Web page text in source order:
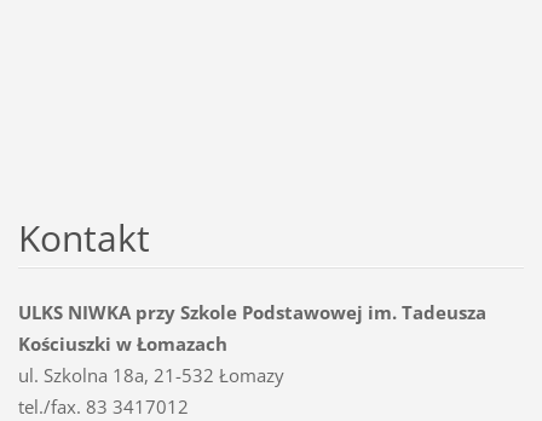
Kontakt
ULKS NIWKA przy Szkole Podstawowej im. Tadeusza
Kościuszki w Łomazach
ul. Szkolna 18a, 21-532 Łomazy
tel./fax. 83 3417012